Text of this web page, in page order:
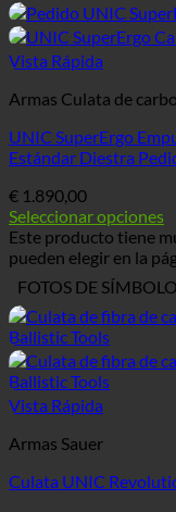
Vista Rápida
Armas Culata de
UNIC SuperErgo
Estándar Diestra
€ 1.890,00
Seleccionar opciones
Este producto tiene
pueden elegir en la
FOTOS DE
Vista Rápida
Armas Sauer
Culata UNIC